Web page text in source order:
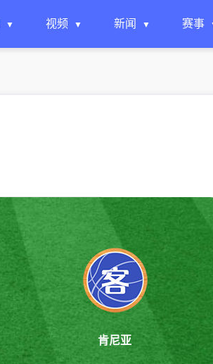
视频 新闻 赛事
肯尼亚